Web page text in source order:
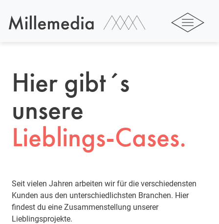
Hier gibt´s
unsere
Lieblings-Cases.
Seit vielen Jahren arbeiten wir für die verschiedensten
Kunden aus den unterschiedlichsten Branchen. Hier
findest du eine Zusammenstellung unserer
Lieblingsprojekte.